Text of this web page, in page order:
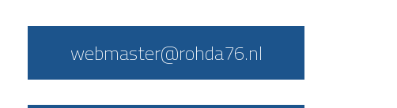
webmaster@rohda76.nl